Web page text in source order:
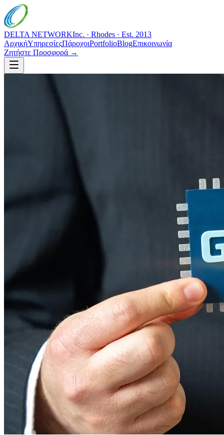
DELTA NETWORKInc. · Rhodes · Est. 2013
ΑρχικήΥπηρεσίεςΠάροχοιPortfolioBlogΕπικοινωνία
Ζητήστε Προσφορά →